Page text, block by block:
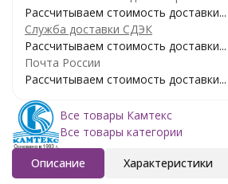
Рассчитываем стоимость доставки...
Служба доставки СДЭК
Рассчитываем стоимость доставки...
Почта России
Рассчитываем стоимость доставки...
Все товары Камтекс
Все товары категории
Описание Характеристики